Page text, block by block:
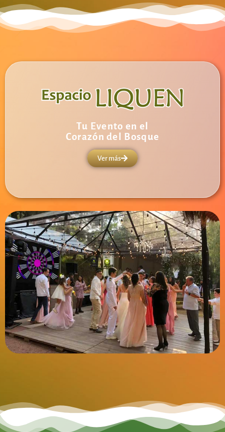
Tu Evento en el
Corazón del Bosque
Ver más